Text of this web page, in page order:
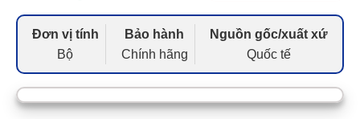
Đơn vị tính
Bộ
Bảo hành
Chính hãng
Nguồn gốc/xuất xứ
Quốc tế